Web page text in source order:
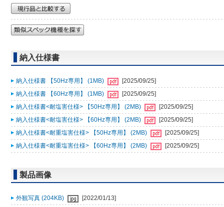
納入仕様書
納入仕様書 【50Hz専用】 (1MB)
[2025/09/25]
納入仕様書 【60Hz専用】 (1MB)
[2025/09/25]
納入仕様書<耐塩害仕様> 【50Hz専用】 (2MB)
[2025/09/25]
納入仕様書<耐塩害仕様> 【60Hz専用】 (2MB)
[2025/09/25]
納入仕様書<耐重塩害仕様> 【50Hz専用】 (2MB)
[2025/09/25]
納入仕様書<耐重塩害仕様> 【60Hz専用】 (2MB)
[2025/09/25]
製品画像
外観写真 (204KB) [2022/01/13]